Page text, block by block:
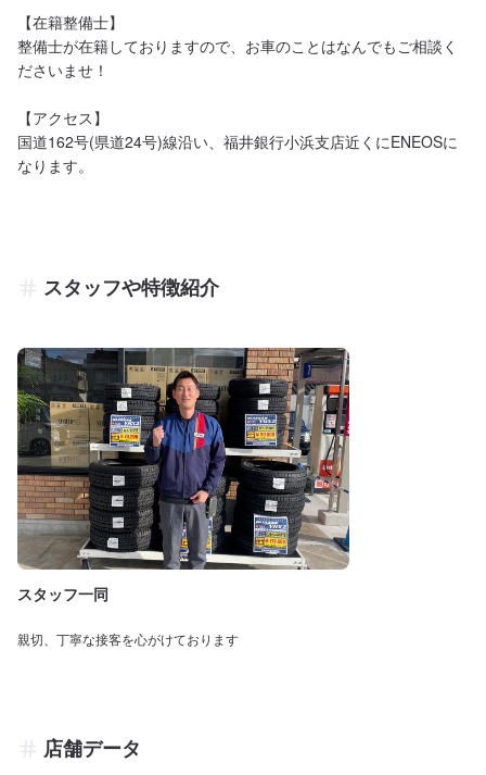
【在籍整備士】
整備士が在籍しておりますので、お車のことはなんでもご相談く
ださいませ！
【アクセス】
国道162号(県道24号)線沿い、福井銀行小浜支店近くにENEOSに
なります。
スタッフや特徴紹介
スタッフ一同
親切、丁寧な接客を心がけております
店舗データ